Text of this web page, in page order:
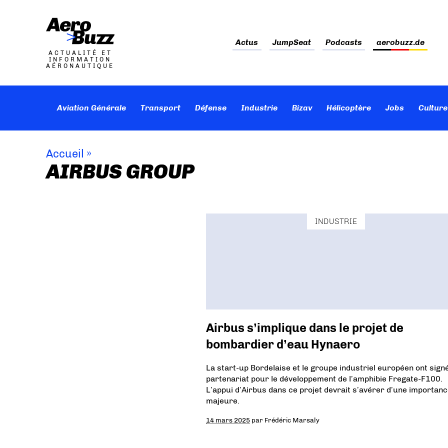
ACTUALITÉ ET
INFORMATION
AÉRONAUTIQUE
Actus JumpSeat Podcasts aerobuzz.de
Aviation Générale Transport Défense Industrie Bizav Hélicoptère Jobs
Accueil »
AIRBUS GROUP
INDUSTRIE
Airbus s’implique dans le projet de
bombardier d’eau Hynaero
La start-up Bordelaise et le groupe industriel européen ont
partenariat pour le développement de l’amphibie Fregate-F100.
L’appui d’Airbus dans ce projet devrait s’avérer d’une
majeure.
14 mars 2025 par Frédéric Marsaly